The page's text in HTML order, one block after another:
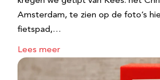
Amsterdam, te zien op de foto’s
fietspad,…
Lees meer